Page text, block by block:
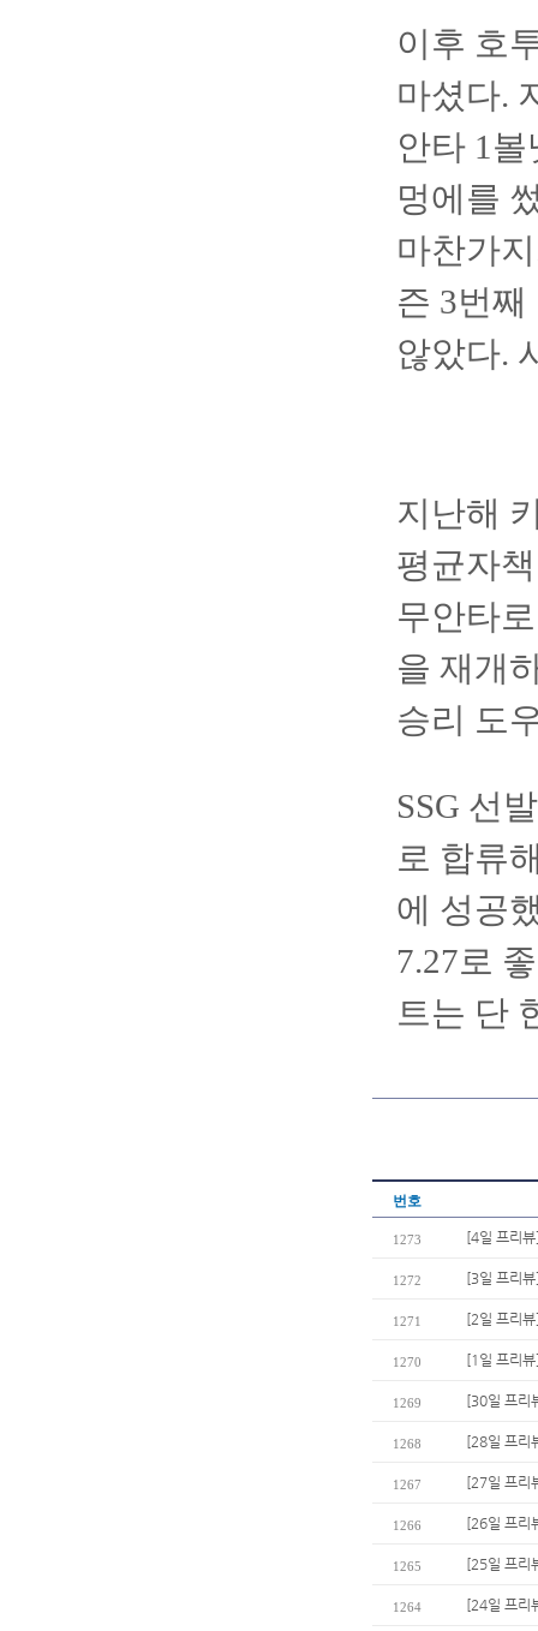
이후 호
마셨다.
안타 1
멍에를
마찬가
즌 3번
않았다.
지난해
평균자
무안타
을 재개
승리 도
SSG 선
로 합류
에 성공
7.27로
트는 단
번호
1273 [4일 프리
1272 [3일 프리
1271 [2일 프리
1270 [1일 프리
1269 [30일 프리
1268 [28일 프리
1267 [27일 프리
1266 [26일 프리
1265 [25일 프리
1264 [24일 프리